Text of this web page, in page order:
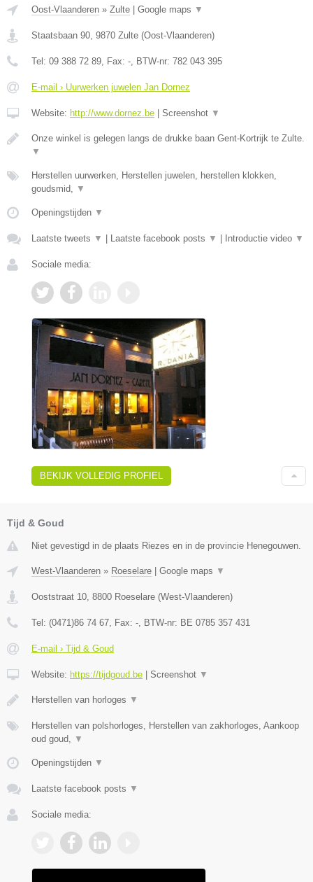
Oost-Vlaanderen » Zulte Google maps ▼
Staatsbaan 90, 9870 Zulte (Oost-Vlaanderen)
Tel: 09 388 72 89, Fax: -, BTW-nr: 782 043 395
E-mail › Uurwerken juwelen Jan Dornez
Website: http://www.dornez.be Screenshot ▼
Onze winkel is gelegen langs de drukke baan Gent-Kortrijk te Zulte.
▼
Herstellen uurwerken, Herstellen juwelen, herstellen klokken,
goudsmid, ▼
Openingstijden ▼
Laatste tweets ▼ Laatste facebook posts ▼ Introductie video ▼
Sociale media:
BEKIJK VOLLEDIG PROFIEL
Tijd & Goud
Niet gevestigd in de plaats Riezes en in de provincie Henegouwen.
West-Vlaanderen » Roeselare | Google maps ▼
Ooststraat 10 8800 Roeselare (West-Vlaanderen)
Tel: (0471)86 74 67 , Fax: - , BTW-nr: BE 0785 357 431
E-mail › Tijd & Goud
Website: https://tijdgoud.be | Screenshot ▼
Herstellen van horloges ▼
Herstellen van polshorloges, Herstellen van zakhorloges, Aankoop
oud goud,
▼
Openingstijden ▼
Laatste facebook posts ▼
Sociale media: